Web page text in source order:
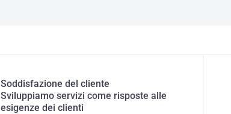
Soddisfazione del cliente
Sviluppiamo servizi come risposte alle
esigenze dei clienti